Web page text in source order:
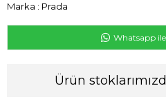
Marka : Prada
Whatsapp
Ürün